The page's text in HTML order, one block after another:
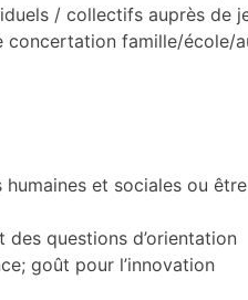
/ collectifs auprès de
famille/école/
humaines et sociales ou être
des questions d’orientation
goût pour l’innovation